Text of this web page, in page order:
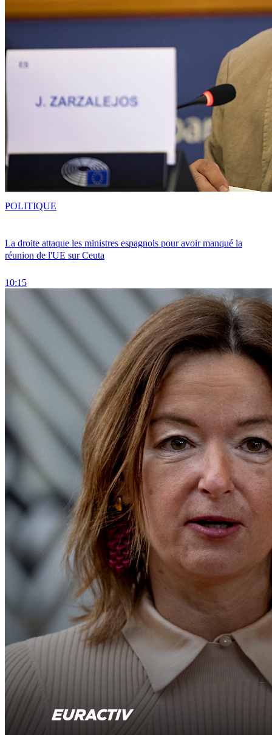
La droite attaque les ministres espagnols pour avoir manqué la
réunion de l'UE sur Ceuta
10:15
POLITIQUE